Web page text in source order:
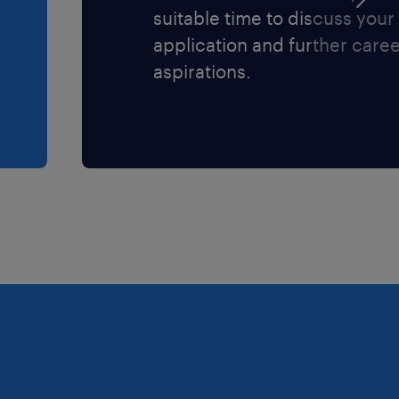
suitable time to discuss your
application and further
aspirations.